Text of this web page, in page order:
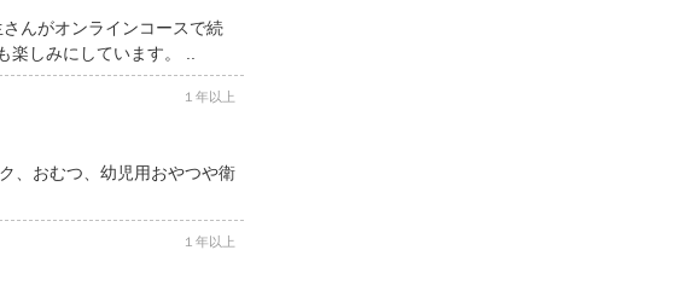
んがオンラインコースで続
しみにしています。 ..
１年以上
、おむつ、幼児用おやつや衛
１年以上